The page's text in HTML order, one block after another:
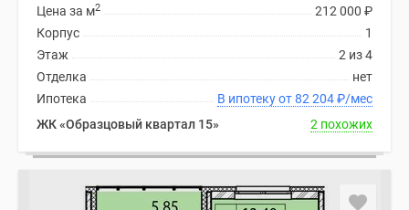
212 000 ₽
Цена за м2
1
Корпус
2 из 4
Этаж
нет
Отделка
В ипотеку от 82 204₽/мес
Ипотека
ЖК «Образцовый квартал 15»
2 похожих